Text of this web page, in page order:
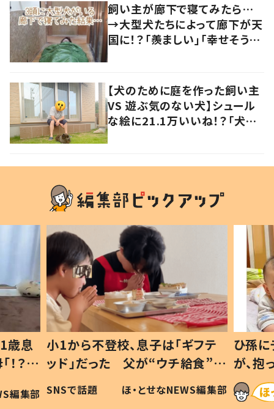
飼い主が廊下で寝てみたら…
→大型犬たちによって廊下が天
国に！？「羨ましい」「幸せそう」
【犬のために庭を作った飼い主
VS 遊ぶ気のない犬】シュール
な絵に21.1万いいね！？「犬の
歳息
？」
編集部
小1から不登校、息子は「ギフテ
ッド」だった 父が“ウチ給食”を
作り続ける理由とは #令和の親
#令和の子
SNSで話題 ほ・とせなNEWS編集部
ひ孫
が、
「涙が
い」